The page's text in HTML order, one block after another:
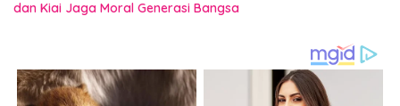
dan Kiai Jaga Moral Generasi Bangsa